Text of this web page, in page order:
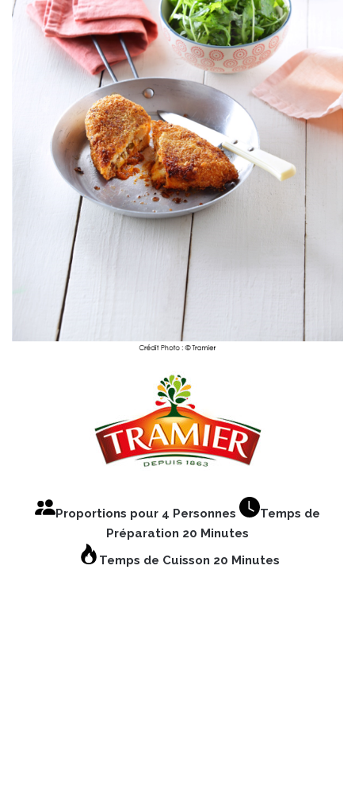
Proportions pour 4 Personnes
Temps de
Préparation 20 Minutes
Temps de Cuisson 20 Minutes